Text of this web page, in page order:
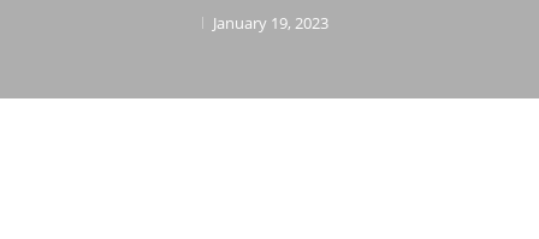
January 19, 2023